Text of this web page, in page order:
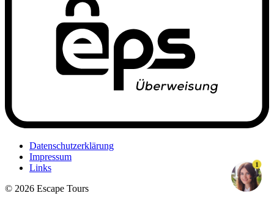
Datenschutzerklärung
Impressum
Links
© 2026 Escape Tours
1